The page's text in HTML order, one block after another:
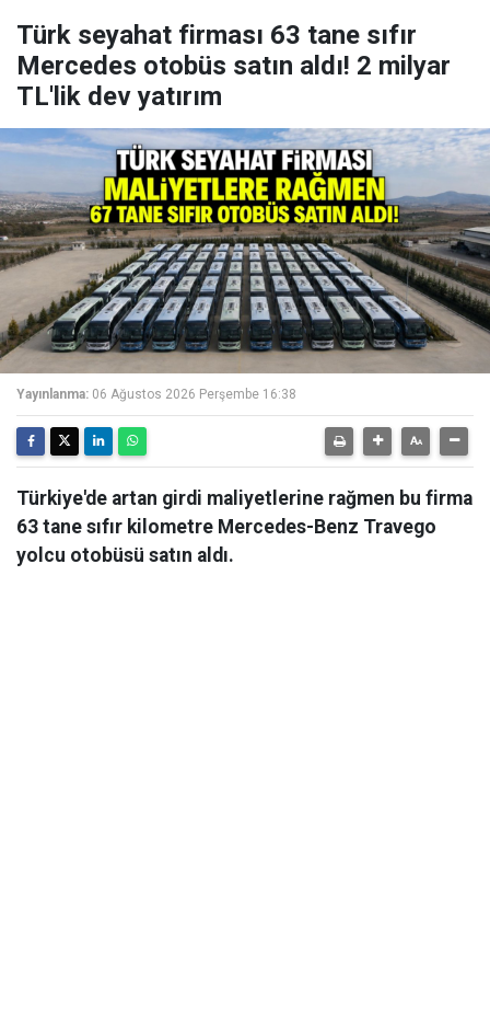
Türk seyahat firması 63 tane sıfır
Mercedes otobüs satın aldı! 2 milyar
TL'lik dev yatırım
Yayınlanma: 06 Ağustos 2026 Perşembe 16:38
Türkiye'de artan girdi maliyetlerine rağmen bu firma
63 tane sıfır kilometre Mercedes-Benz Travego
yolcu otobüsü satın aldı.